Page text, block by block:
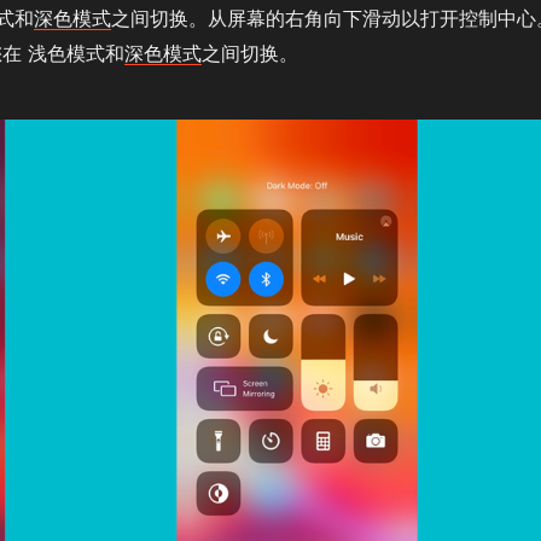
和深色模式之间切换。从屏幕的右角向下滑动以打开控制中心
浅色模式和深色模式之间切换。